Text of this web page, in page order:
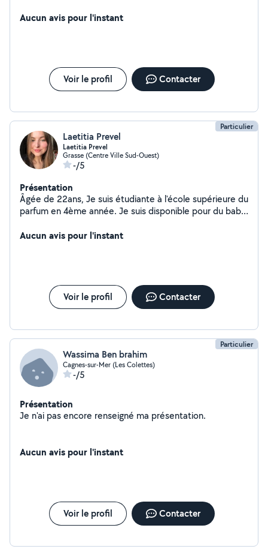
Animatrice dans une école primaire/maternelle, je vous
trouverez toutes les recommandations de parents si
besoin. À bientôt, Saliha à votre service.
Aucun avis pour l'instant
Voir le profil Contacter
Particulier
Laetitia Prevel
Laetitia Prevel
Grasse (Centre Ville Sud-Ouest)
-/5
Présentation
Âgée de 22ans, Je suis étudiante à l'école supérieure du
parfum en 4ème année. Je suis disponible pour du baby-
Aucun avis pour l'instant
Voir le profil Contacter
Particulier
Wassima Ben brahim
Cagnes-sur-Mer (Les Colettes)
-/5
Présentation
Je n'ai pas encore renseigné ma présentation.
Aucun avis pour l'instant
Voir le profil Contacter